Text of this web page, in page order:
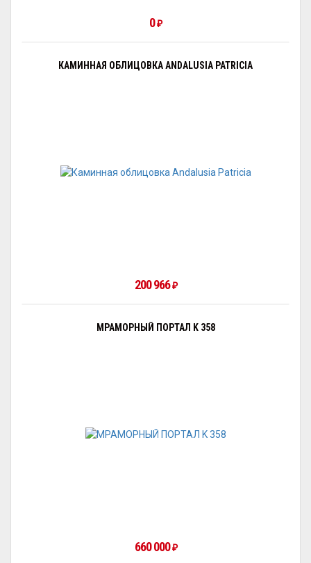
0₽
КАМИННАЯ ОБЛИЦОВКА ANDALUSIA PATRICIA
200 966₽
МРАМОРНЫЙ ПОРТАЛ K 358
660 000₽